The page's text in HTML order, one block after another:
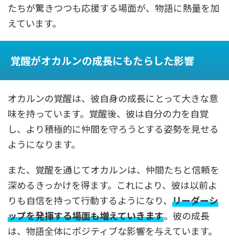
たちが驚きつつも応援する場面が、物語に熱量を加
えています。
覚醒がオカルンの成長にもたらした影響
オカルンの覚醒は、彼自身の成長にとって大きな意
味を持っています。覚醒後、彼は自分の力を自覚
し、より積極的に仲間を守ろうとする姿勢を見せる
ようになります。
また、覚醒を通じてオカルンは、仲間たちと信頼を
深めるきっかけを得ます。これにより、彼は以前よ
りも自信を持って行動するようになり、 リーダーシ
ップを発揮する場面も増えていきます。彼の成長
は、物語全体にポジティブな影響を与えています。